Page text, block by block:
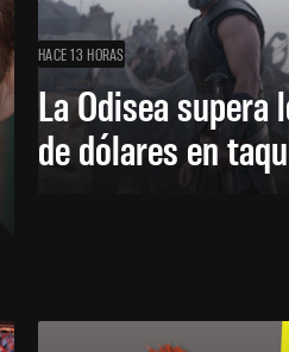
HACE 13 HORAS
La Odisea
de dólares en